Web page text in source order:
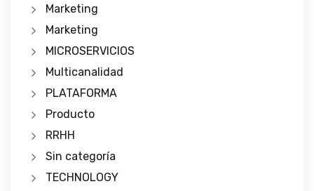
Marketing
Marketing
MICROSERVICIOS
Multicanalidad
PLATAFORMA
Producto
RRHH
Sin categoría
TECHNOLOGY